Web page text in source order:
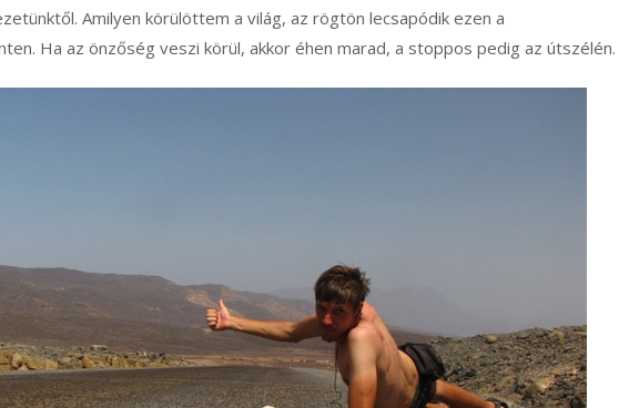
Amilyen körülöttem a világ, az rögtön lecsapódik ezen a
Ha az önzőség veszi körül, akkor éhen marad, a stoppos pedig az útszélén.